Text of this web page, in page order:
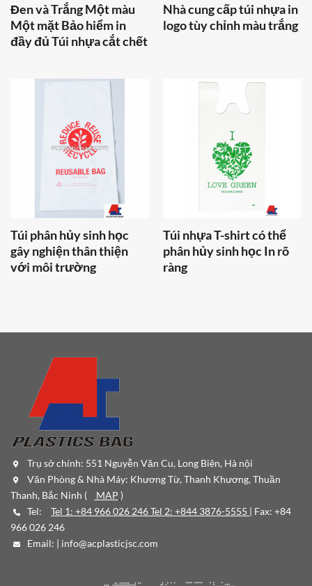
Đen và Trắng Một màu
Một mặt Bảo hiểm in
đầy đủ Túi nhựa cắt chết
Nhà cung cấp túi nhựa in
logo tùy chỉnh màu trắng
Túi phân hủy sinh học
gây nghiện thân thiện
với môi trường
Túi nhựa T-shirt có thể
phân hủy sinh học In rõ
ràng
Trụ sở chính: 551 Nguyễn Văn Cu, Long Biên, Hà nội
Văn Phòng & Nhà Máy: Khương Từ, Thanh Khương, Thuần
Thanh, Bắc Ninh (
MAP )
Tel:
Tel 1: +84 966 026 246 Tel 2: +844 3876-5555 | Fax: +84
966 026 246
Email: | info@acplasticjsc.com